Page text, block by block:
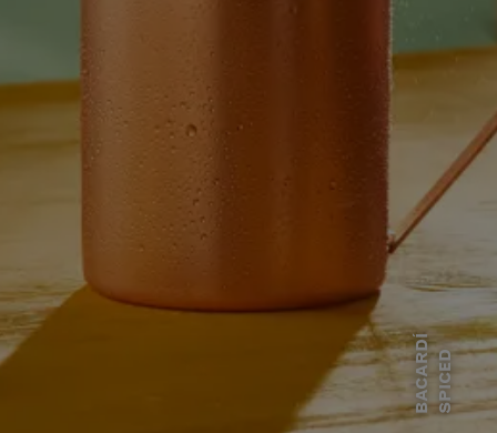
B
A
C
A
R
D
Í
S
P
I
C
ED